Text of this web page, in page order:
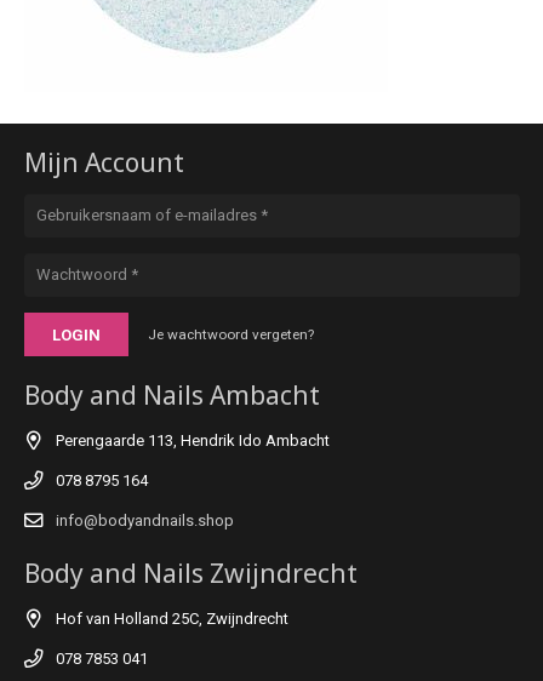
Mijn Account
LOGIN Je wachtwoord vergeten?
Body and Nails Ambacht
Perengaarde 113, Hendrik Ido Ambacht
078 8795 164
info@bodyandnails.shop
Body and Nails Zwijndrecht
Hof van Holland 25C, Zwijndrecht
078 7853 041